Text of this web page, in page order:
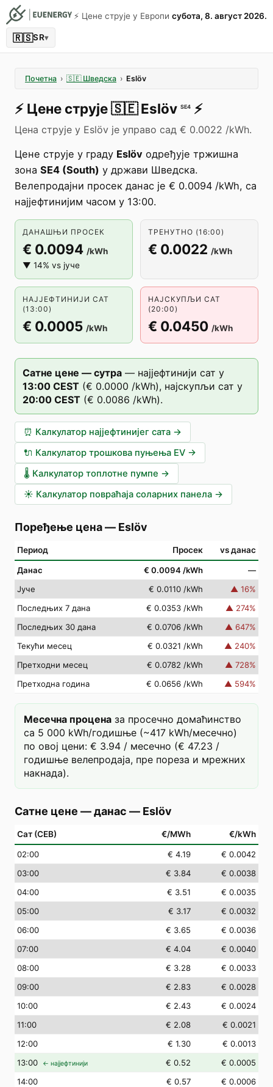
⚡️ Цене струје у Европи субота, 8. август 2026.
🇷🇸SR▾
Почетна › 🇸🇪 Шведска › Eslöv
⚡️ Цене струје🇸🇪 Eslöv SE4 ⚡️
Цена струје у Eslöv је управо сад € 0.0022 /kWh.
Цене струје у граду Eslöv одређује тржишна
зона SE4 (South) у држави Шведска.
Велепродајни просек данас је € 0.0094 /kWh, са
најјефтинијим часом у 13:00.
ДАНАШЊИ ПРОСЕК
€ 0.0094 /kWh
▼ 14% vs јуче
ТРЕНУТНО (16:00)
€ 0.0022 /kWh
НАЈЈЕФТИНИЈИ САТ
(13:00)
€ 0.0005 /kWh
НАЈСКУПЉИ САТ
(20:00)
€ 0.0450 /kWh
Сатне цене — сутра — најјефтинији сат у
13:00 CEST (€ 0.0000 /kWh), најскупљи сат у
20:00 CEST (€ 0.0086 /kWh).
⏰ Калкулатор најјефтинијег сата →
🔌 Калкулатор трошкова пуњења EV →
🌡️ Калкулатор топлотне пумпе →
☀️ Калкулатор повраћаја соларних панела →
Поређење цена— Eslöv
Период Просек vs данас
Данас € 0.0094 /kWh
—
Јуче
€ 0.0110 /kWh ▲ 16%
Последњих 7 дана
€ 0.0353 /kWh ▲ 274%
Последњих 30 дана
€ 0.0706 /kWh ▲ 647%
Текући месец
€ 0.0321 /kWh ▲ 240%
Претходни месец
€ 0.0782 /kWh ▲ 728%
Претходна година
€ 0.0656 /kWh ▲ 594%
Месечна процена за просечно домаћинство
са 5 000 kWh/годишње (~417 kWh/месечно)
по овој цени: € 3.94 / месечно (€ 47.23 /
годишње велепродаја, пре пореза и мрежних
накнада).
Сатне цене — данас — Eslöv
Сат (СЕВ) €/MWh €/kWh
02:00 € 4.19
€ 0.0042
03:00 € 3.84
€ 0.0038
04:00 € 3.51
€ 0.0035
05:00 € 3.17
€ 0.0032
06:00 € 3.65
€ 0.0036
07:00 € 4.04
€ 0.0040
08:00 € 3.28
€ 0.0033
09:00 € 2.83
€ 0.0028
10:00 € 2.43
€ 0.0024
11:00 € 2.08
€ 0.0021
12:00 € 1.30
€ 0.0013
13:00 ← најјефтинији € 0.52
€ 0.0005
14:00 € 0.57
€ 0.0006